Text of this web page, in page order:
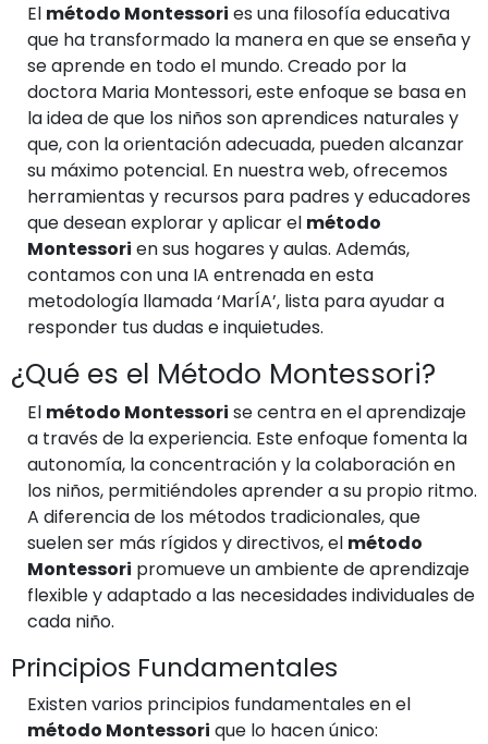
El método Montessori es una filosofía educativa
que ha transformado la manera en que se enseña y
se aprende en todo el mundo. Creado por la
doctora Maria Montessori, este enfoque se basa en
la idea de que los niños son aprendices naturales y
que, con la orientación adecuada, pueden alcanzar
su máximo potencial. En nuestra web, ofrecemos
herramientas y recursos para padres y educadores
que desean explorar y aplicar el método
Montessori en sus hogares y aulas. Además,
contamos con una IA entrenada en esta
metodología llamada ‘MarÍA’, lista para ayudar a
responder tus dudas e inquietudes.
¿Qué es el Método Montessori?
El método Montessori se centra en el aprendizaje
a través de la experiencia. Este enfoque fomenta la
autonomía, la concentración y la colaboración en
los niños, permitiéndoles aprender a su propio ritmo.
A diferencia de los métodos tradicionales, que
suelen ser más rígidos y directivos, el método
Montessori promueve un ambiente de aprendizaje
flexible y adaptado a las necesidades individuales de
cada niño.
Principios Fundamentales
Existen varios principios fundamentales en el
método Montessori que lo hacen único: